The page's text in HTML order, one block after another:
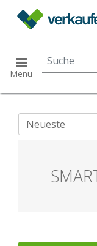
Menu
Neueste